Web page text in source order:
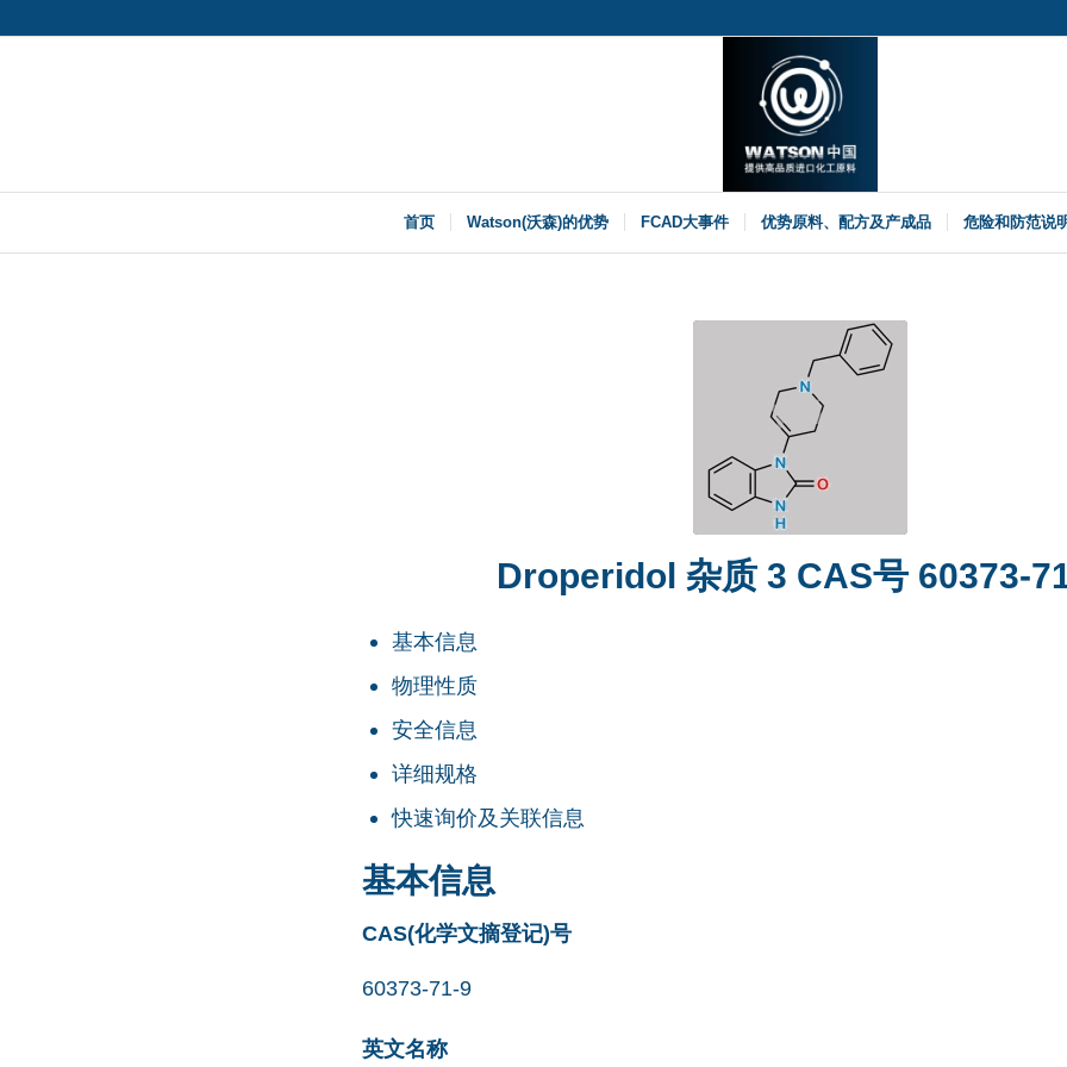
首页 Watson(沃森)的优势 FCAD大事件 优势原料、配方及产成品 危险和防范说
Droperidol 杂质 3 CAS号 60373-
基本信息
物理性质
安全信息
详细规格
快速询价及关联信息
基本信息
CAS(化学文摘登记)号
60373-71-9
英文名称